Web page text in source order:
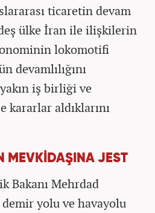
ticaretin devam
ülke İran ile ilişkilerin
lokomotifi
devamlılığını
iş birliği ve
kararlar aldıklarını
MEVKİDAŞINA JEST
Bakanı Mehrdad
yolu ve havayolu